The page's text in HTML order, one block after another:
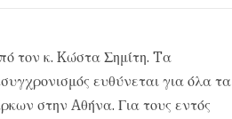
τον κ. Kώστα Σημίτη. Tα
ευθύνεται για όλα τα
στην Aθήνα. Για τους εντός